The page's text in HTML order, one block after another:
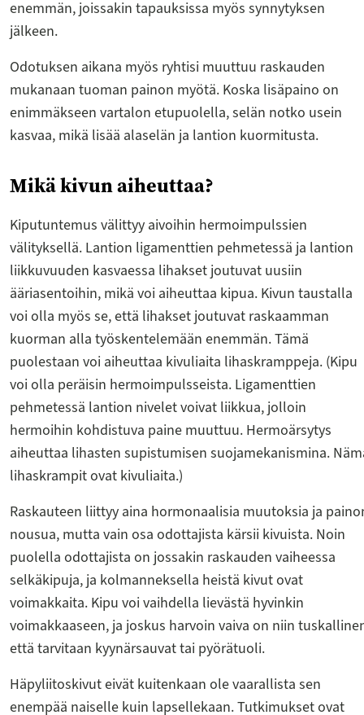
enemmän, joissakin tapauksissa myös synnytyksen
jälkeen.
Odotuksen aikana myös ryhtisi muuttuu raskauden
mukanaan tuoman painon myötä. Koska lisäpaino on
enimmäkseen vartalon etupuolella, selän notko usein
kasvaa, mikä lisää alaselän ja lantion kuormitusta.
Mikä kivun aiheuttaa?
Kiputuntemus välittyy aivoihin hermoimpulssien
välityksellä. Lantion ligamenttien pehmetessä ja lantion
liikkuvuuden kasvaessa lihakset joutuvat uusiin
ääriasentoihin, mikä voi aiheuttaa kipua. Kivun taustalla
voi olla myös se, että lihakset joutuvat raskaamman
kuorman alla työskentelemään enemmän. Tämä
puolestaan voi aiheuttaa kivuliaita lihaskramppeja. (Kipu
voi olla peräisin hermoimpulsseista. Ligamenttien
pehmetessä lantion nivelet voivat liikkua, jolloin
hermoihin kohdistuva paine muuttuu. Hermoärsytys
aiheuttaa lihasten supistumisen suojamekanismina.
lihaskrampit ovat kivuliaita.)
Raskauteen liittyy aina hormonaalisia muutoksia ja
nousua, mutta vain osa odottajista kärsii kivuista. Noin
puolella odottajista on jossakin raskauden vaiheessa
selkäkipuja, ja kolmanneksella heistä kivut ovat
voimakkaita. Kipu voi vaihdella lievästä hyvinkin
voimakkaaseen, ja joskus harvoin vaiva on niin
että tarvitaan kyynärsauvat tai pyörätuoli.
Häpyliitoskivut eivät kuitenkaan ole vaarallista sen
enempää naiselle kuin lapsellekaan. Tutkimukset ovat